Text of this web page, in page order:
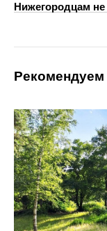
Нижегородцам не
Рекомендуем